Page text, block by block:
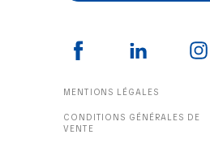
MENTIONS LÉGALES
CONDITIONS GÉNÉRALES DE
VENTE